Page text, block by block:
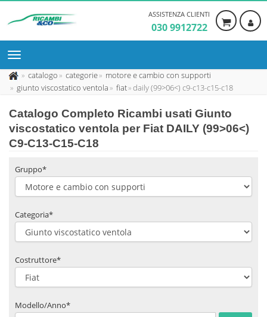
ASSISTENZA CLIENTI
030 9912722
catalogo categorie
motore e cambio con supporti
giunto viscostatico ventola
fiat daily (99>06<) c9-c13-c15-c18
Catalogo Completo Ricambi usati Giunto
viscostatico ventola per Fiat DAILY (99>06<)
C9-C13-C15-C18
Gruppo*
Categoria*
Costruttore*
Modello/Anno*